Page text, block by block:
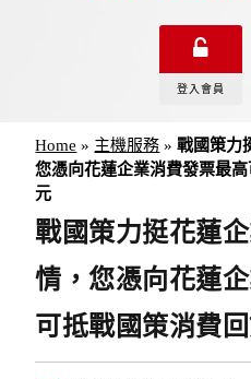
登入會員
Home » 主機服務 »戰國策力
您憑向花蓮企業消費發票最
元
戰國策力挺花蓮
情，您憑向花蓮
可抵戰國策消費